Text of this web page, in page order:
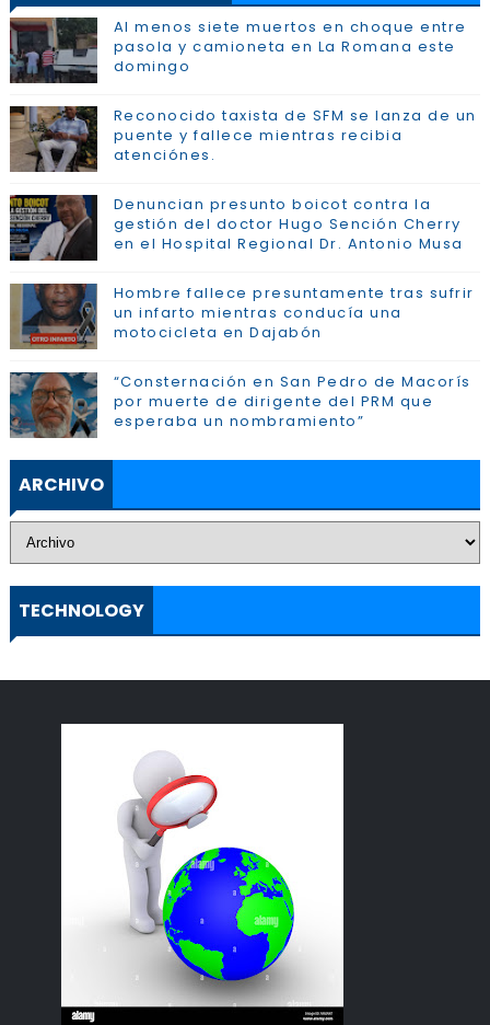
Al menos siete muertos en choque entre
pasola y camioneta en La Romana este
domingo
Reconocido taxista de SFM se lanza de un
puente y fallece mientras recibia
atenciónes.
Denuncian presunto boicot contra la
gestión del doctor Hugo Sención Cherry
en el Hospital Regional Dr. Antonio Musa
Hombre fallece presuntamente tras sufrir
un infarto mientras conducía una
motocicleta en Dajabón
“Consternación en San Pedro de Macorís
por muerte de dirigente del PRM que
esperaba un nombramiento”
ARCHIVO
TECHNOLOGY